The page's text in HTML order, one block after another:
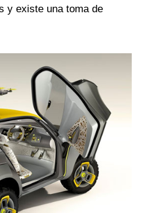
y existe una toma de